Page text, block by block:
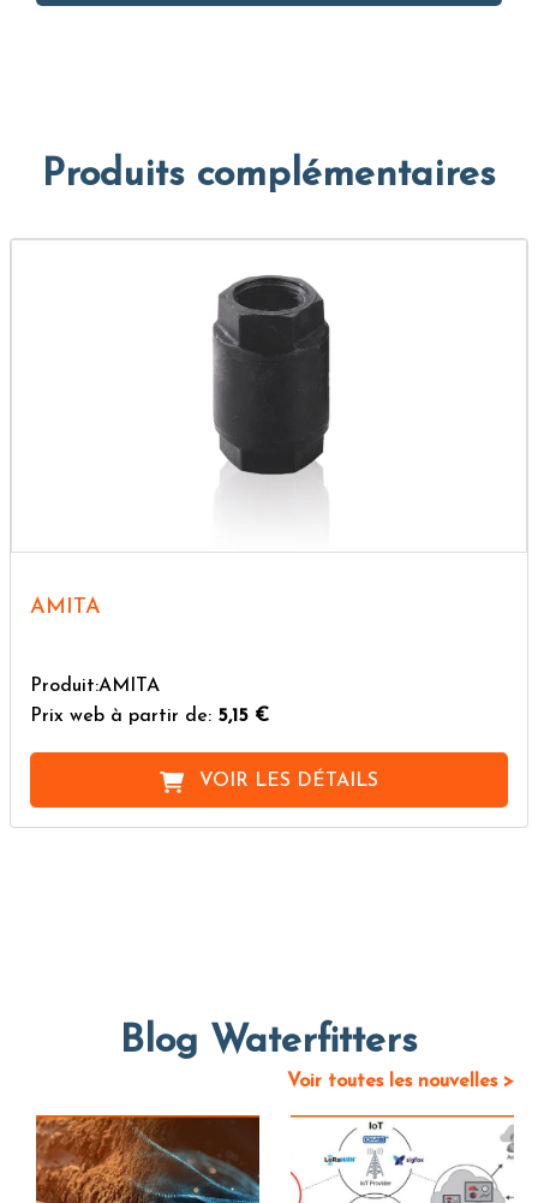
Produits complémentaires
AMITA
Produit:AMITA
Prix web à partir de: 5,15 €
VOIR LES DÉTAILS
Blog Waterfitters
Voir toutes les nouvelles >